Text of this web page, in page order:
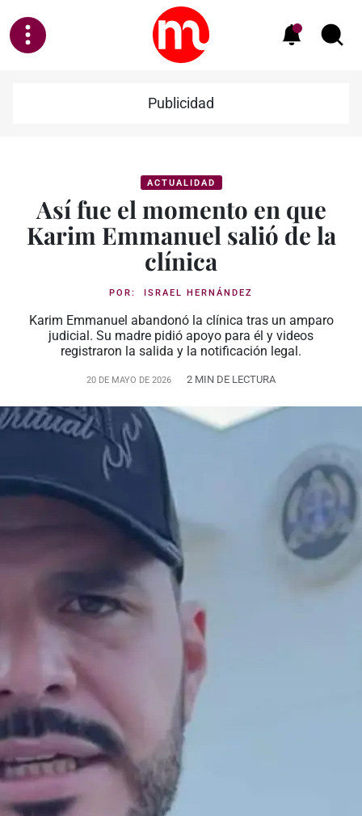
Publicidad
ACTUALIDAD
Así fue el momento en que
Karim Emmanuel salió de la
clínica
POR: ISRAEL HERNÁNDEZ
Karim Emmanuel abandonó la clínica tras un amparo
judicial. Su madre pidió apoyo para él y videos
registraron la salida y la notificación legal.
20 DE MAYO DE 2026 2 MIN DE LECTURA